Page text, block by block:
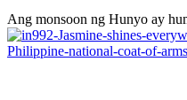
Ang monsoon ng Hunyo ay